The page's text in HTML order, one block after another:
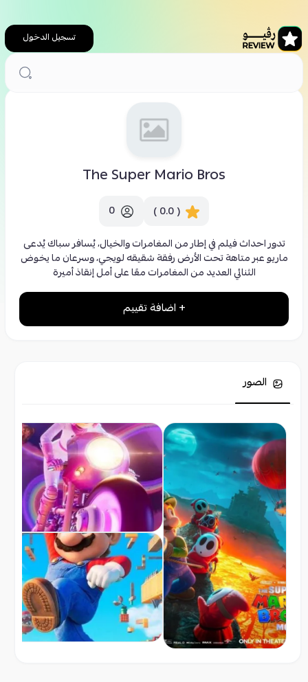
تسجيل الدخول
The Super Mario Bros
( 0.0 )
0
تدور احداث فيلم في إطار من المغامرات والخيال، يُسافر سباك يُدعى
ماريو عبر متاهة تحت الأرض رفقة شقيقه لويجي، وسرعان ما يخوض
الثنائي العديد من المغامرات معًا على أمل إنقاذ أميرة
+ اضافة تقييم
الصور